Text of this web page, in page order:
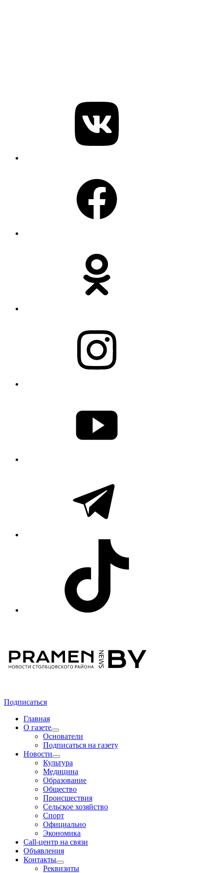
Подписаться
Главная
О газете
Основатели
Подписаться на газету
Новости
Культура
Медицина
Образование
Общество
Происшествия
Сельское хозяйство
Спорт
Официально
Экономика
Call-центр на связи
Объявления
Контакты
Реквизиты